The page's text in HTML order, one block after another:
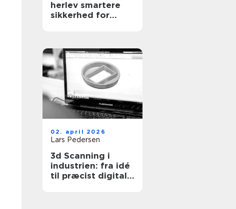
herlev smartere
sikkerhed for
02. april 2026
Lars Pedersen
3d Scanning i
industrien: fra idé
til præcist digitalt